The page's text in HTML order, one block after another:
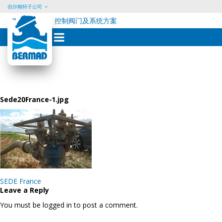
Skip
content
伯尔梅特子公司
控制阀门及系统方案
Sede20France-1.jpg
Post
navigation
SEDE France
Leave a Reply
You must be logged in to post a comment.